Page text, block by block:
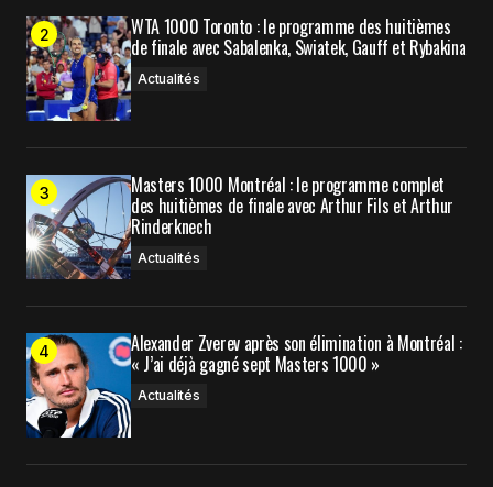
par e-mail.
Prévenez-moi de tous les nouveaux articles par e-
Submit Comment
WTA 1000 Toronto : le programme des huitièmes
de finale avec Sabalenka, Swiatek, Gauff et Rybakina
Actualités
Masters 1000 Montréal : le programme complet
des huitièmes de finale avec Arthur Fils et Arthur
Rinderknech
Actualités
Alexander Zverev après son élimination à Montréal :
« J’ai déjà gagné sept Masters 1000 »
Actualités